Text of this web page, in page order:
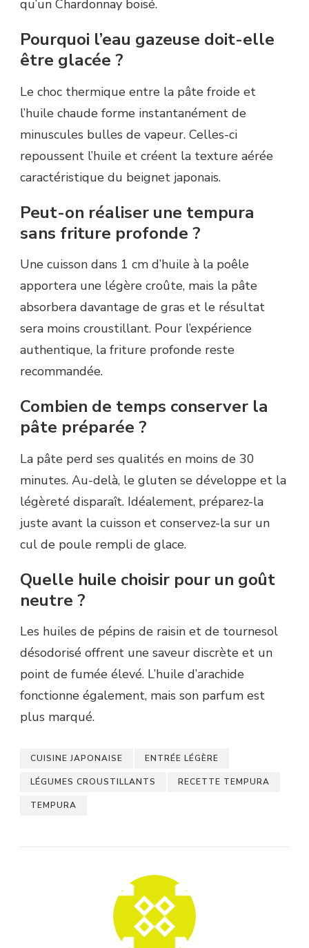
qu’un Chardonnay boisé.
Pourquoi l’eau gazeuse doit-elle
être glacée ?
Le choc thermique entre la pâte froide et
l’huile chaude forme instantanément de
minuscules bulles de vapeur. Celles-ci
repoussent l’huile et créent la texture aérée
caractéristique du beignet japonais.
Peut-on réaliser une tempura
sans friture profonde ?
Une cuisson dans 1 cm d’huile à la poêle
apportera une légère croûte, mais la pâte
absorbera davantage de gras et le résultat
sera moins croustillant. Pour l’expérience
authentique, la friture profonde reste
recommandée.
Combien de temps conserver la
pâte préparée ?
La pâte perd ses qualités en moins de 30
minutes. Au-delà, le gluten se développe et la
légèreté disparaît. Idéalement, préparez-la
juste avant la cuisson et conservez-la sur un
cul de poule rempli de glace.
Quelle huile choisir pour un goût
neutre ?
Les huiles de pépins de raisin et de tournesol
désodorisé offrent une saveur discrète et un
point de fumée élevé. L’huile d’arachide
fonctionne également, mais son parfum est
plus marqué.
CUISINE JAPONAISE ENTRÉE LÉGÈRE
LÉGUMES CROUSTILLANTS RECETTE TEMPURA
TEMPURA